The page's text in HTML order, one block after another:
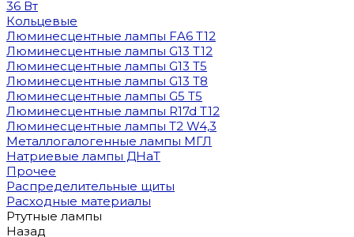
36 Вт
Кольцевые
Люминесцентные лампы FA6 T12
Люминесцентные лампы G13 T12
Люминесцентные лампы G13 T5
Люминесцентные лампы G13 T8
Люминесцентные лампы G5 T5
Люминесцентные лампы R17d T12
Люминесцентные лампы T2 W4,3
Металлогалогенные лампы МГЛ
Натриевые лампы ДНаТ
Прочее
Распределительные щиты
Расходные материалы
Ртутные лампы
Назад